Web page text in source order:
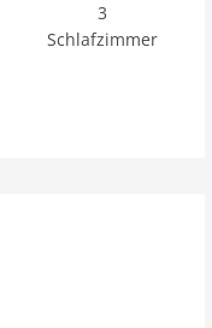
3
Schlafzimmer